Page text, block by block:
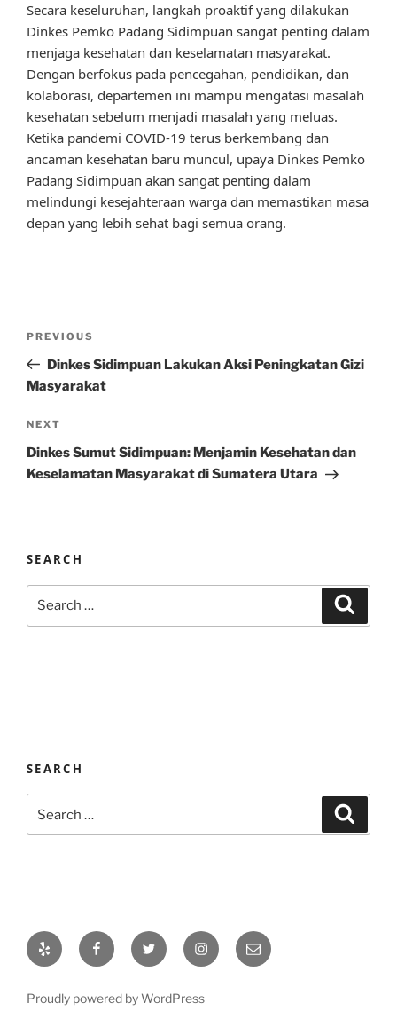
Secara keseluruhan, langkah proaktif yang dilakukan
Dinkes Pemko Padang Sidimpuan sangat penting dalam
menjaga kesehatan dan keselamatan masyarakat.
Dengan berfokus pada pencegahan, pendidikan, dan
kolaborasi, departemen ini mampu mengatasi masalah
kesehatan sebelum menjadi masalah yang meluas.
Ketika pandemi COVID-19 terus berkembang dan
ancaman kesehatan baru muncul, upaya Dinkes Pemko
Padang Sidimpuan akan sangat penting dalam
melindungi kesejahteraan warga dan memastikan masa
depan yang lebih sehat bagi semua orang.
Previous
Post
PREVIOUS
Dinkes Sidimpuan Lakukan Aksi Peningkatan Gizi
Masyarakat
Next
Post
NEXT
Dinkes Sumut Sidimpuan: Menjamin Kesehatan dan
Keselamatan Masyarakat di Sumatera Utara
SEARCH
SEARCH
for:
Yelp FacebookTwitter InstagramEmail
Proudly powered by WordPress